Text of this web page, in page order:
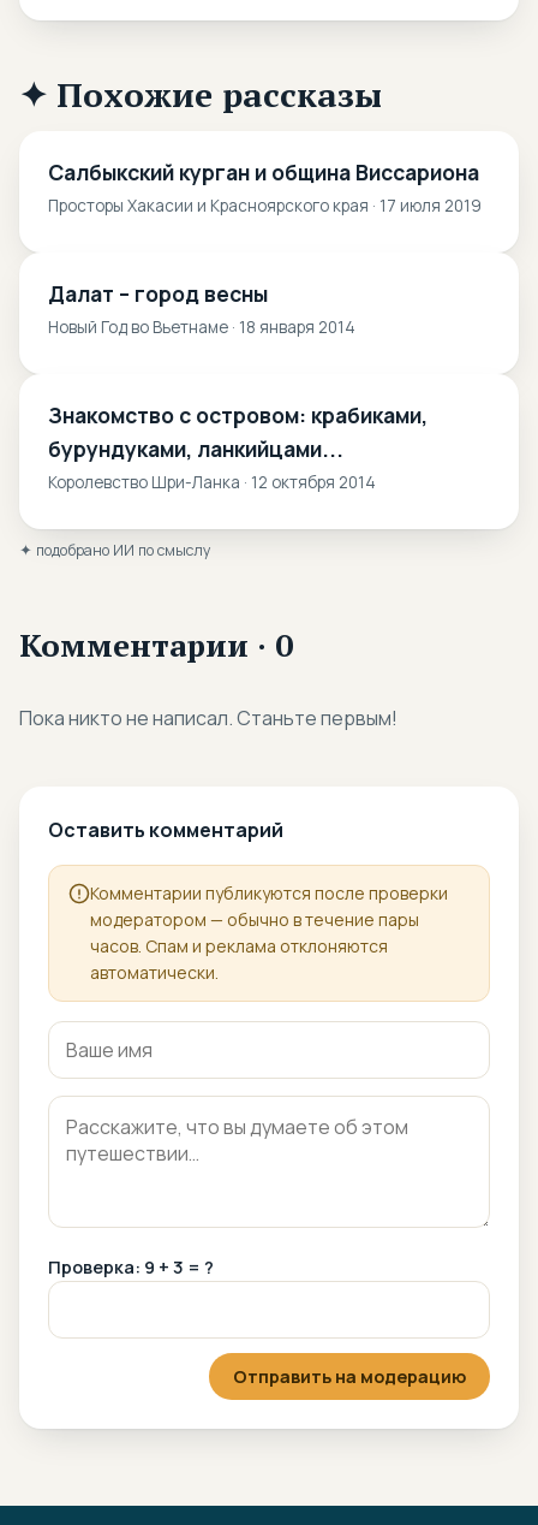
✦ Похожие рассказы
Салбыкский курган и община Виссариона
Просторы Хакасии и Красноярского края · 17 июля 2019
Далат – город весны
Новый Год во Вьетнаме · 18 января 2014
Знакомство с островом: крабиками,
бурундуками, ланкийцами...
Королевство Шри-Ланка · 12 октября 2014
✦ подобрано ИИ по смыслу
Комментарии · 0
Пока никто не написал. Станьте первым!
Оставить комментарий
Комментарии публикуются после проверки
модератором — обычно в течение пары
часов. Спам и реклама отклоняются
автоматически.
Проверка: 9 + 3 = ?
Отправить на модерацию